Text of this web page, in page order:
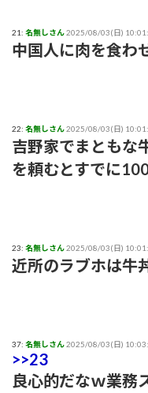
21: 名無しさん2025/08/03(日)
中国人に肉を食わ
22: 名無しさん2025/08/03(日)
吉野家でまともな
を頼むとすでに
23: 名無しさん2025/08/03(日)
近所のラブホは牛
37: 名無しさん2025/08/03(日)
>>23
良心的だなｗ業務